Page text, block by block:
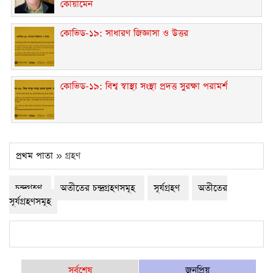
কোয়ামেন
কোভিড-১৯: সাধারণ জিজ্ঞাসা ও উত্তর
কোভিড-১৯: বিশ্ব স্বাস্থ্য সংস্থা প্রদত্ত সুরক্ষা পরামর্শ
প্রথম পাতা » গ্রহণ
চন্দ্রগ্রহণ অতীতের চন্দ্রগ্রহণসমূহ সূর্যগ্রহণ
অতীতের
সূর্যগ্রহণসমূহ
সর্বশেষ জনপ্রিয়